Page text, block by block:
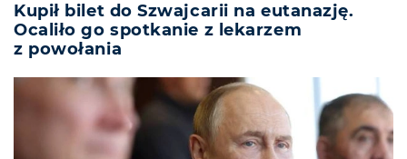
Kupił bilet do Szwajcarii na eutanazję.
Ocaliło go spotkanie z lekarzem
z powołania